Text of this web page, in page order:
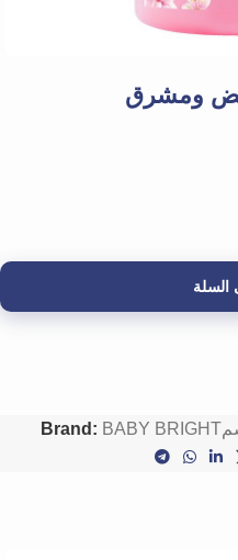
ومشرق
السلة
Brand: BABY BRIGHT